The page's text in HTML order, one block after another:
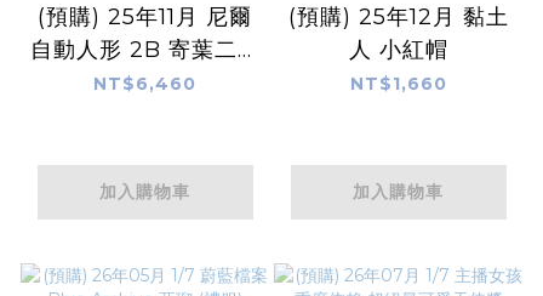
(預購) 25年11月 尼爾
自動人形 2B 寄葉二號
B型 豪華版
NT$6,460
加入購物車
(預購) 25年12月 黏土
人 小紅帽
NT$1,660
加入購物車